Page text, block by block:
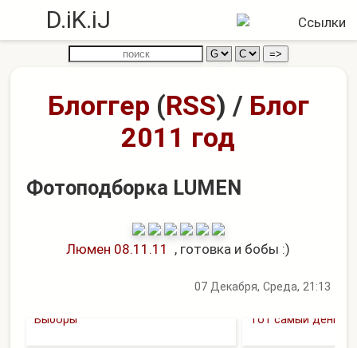
D.iK.iJ
Блоггер (RSS) / Блог
2011 год
Фотоподборка LUMEN
Люмен 08.11.11 , готовка и бобы :)
07 Декабря, Среда, 21:13
Выборы Тот самый день